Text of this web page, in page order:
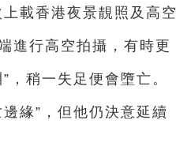
載香港夜景靚照及高空
進行高空拍攝，有時更
稍一失足便會墮亡。
緣”，但他仍決意延續